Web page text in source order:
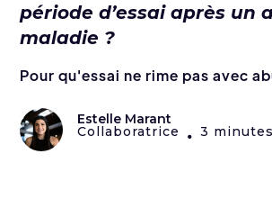
période d’essai après un
maladie ?
Pour qu'essai ne rime pas avec
Estelle Marant
Collaboratrice • 3 minutes